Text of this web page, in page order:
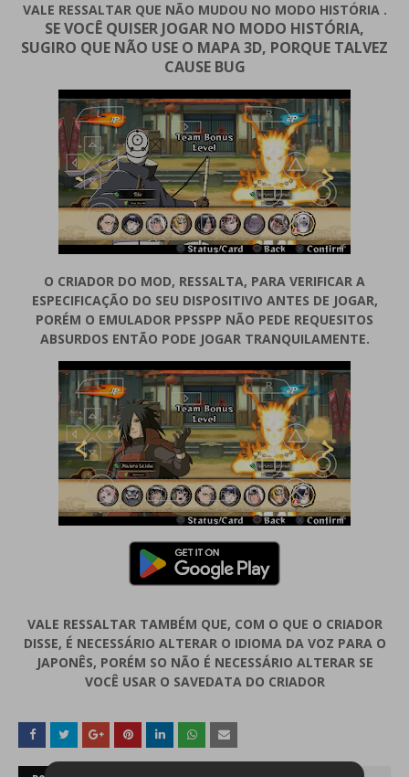
VALE RESSALTAR QUE NÃO MUDOU NO MODO HISTÓRIA .
SE VOCÊ QUISER JOGAR NO MODO HISTÓRIA,
SUGIRO QUE NÃO USE O MAPA 3D, PORQUE TALVEZ
CAUSE BUG
O CRIADOR DO MOD, RESSALTA, PARA VERIFICAR A
ESPECIFICAÇÃO DO SEU DISPOSITIVO ANTES DE JOGAR,
PORÉM O EMULADOR PPSSPP NÃO PEDE REQUESITOS
ABSURDOS ENTÃO PODE JOGAR TRANQUILAMENTE.
VALE RESSALTAR TAMBÉM QUE, COM O QUE O CRIADOR
DISSE, É NECESSÁRIO ALTERAR O IDIOMA DA VOZ PARA O
JAPONÊS, PORÉM SO NÃO É NECESSÁRIO ALTERAR SE
VOCÊ USAR O SAVEDATA DO CRIADOR